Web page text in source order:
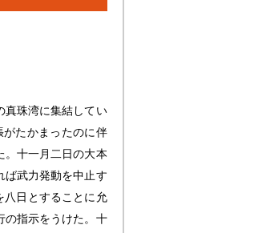
真珠湾に集結してい
たかまったのに伴
。十一月二日の大本
ば武力発動を中止す
八日とすることに允
の指示をうけた。十